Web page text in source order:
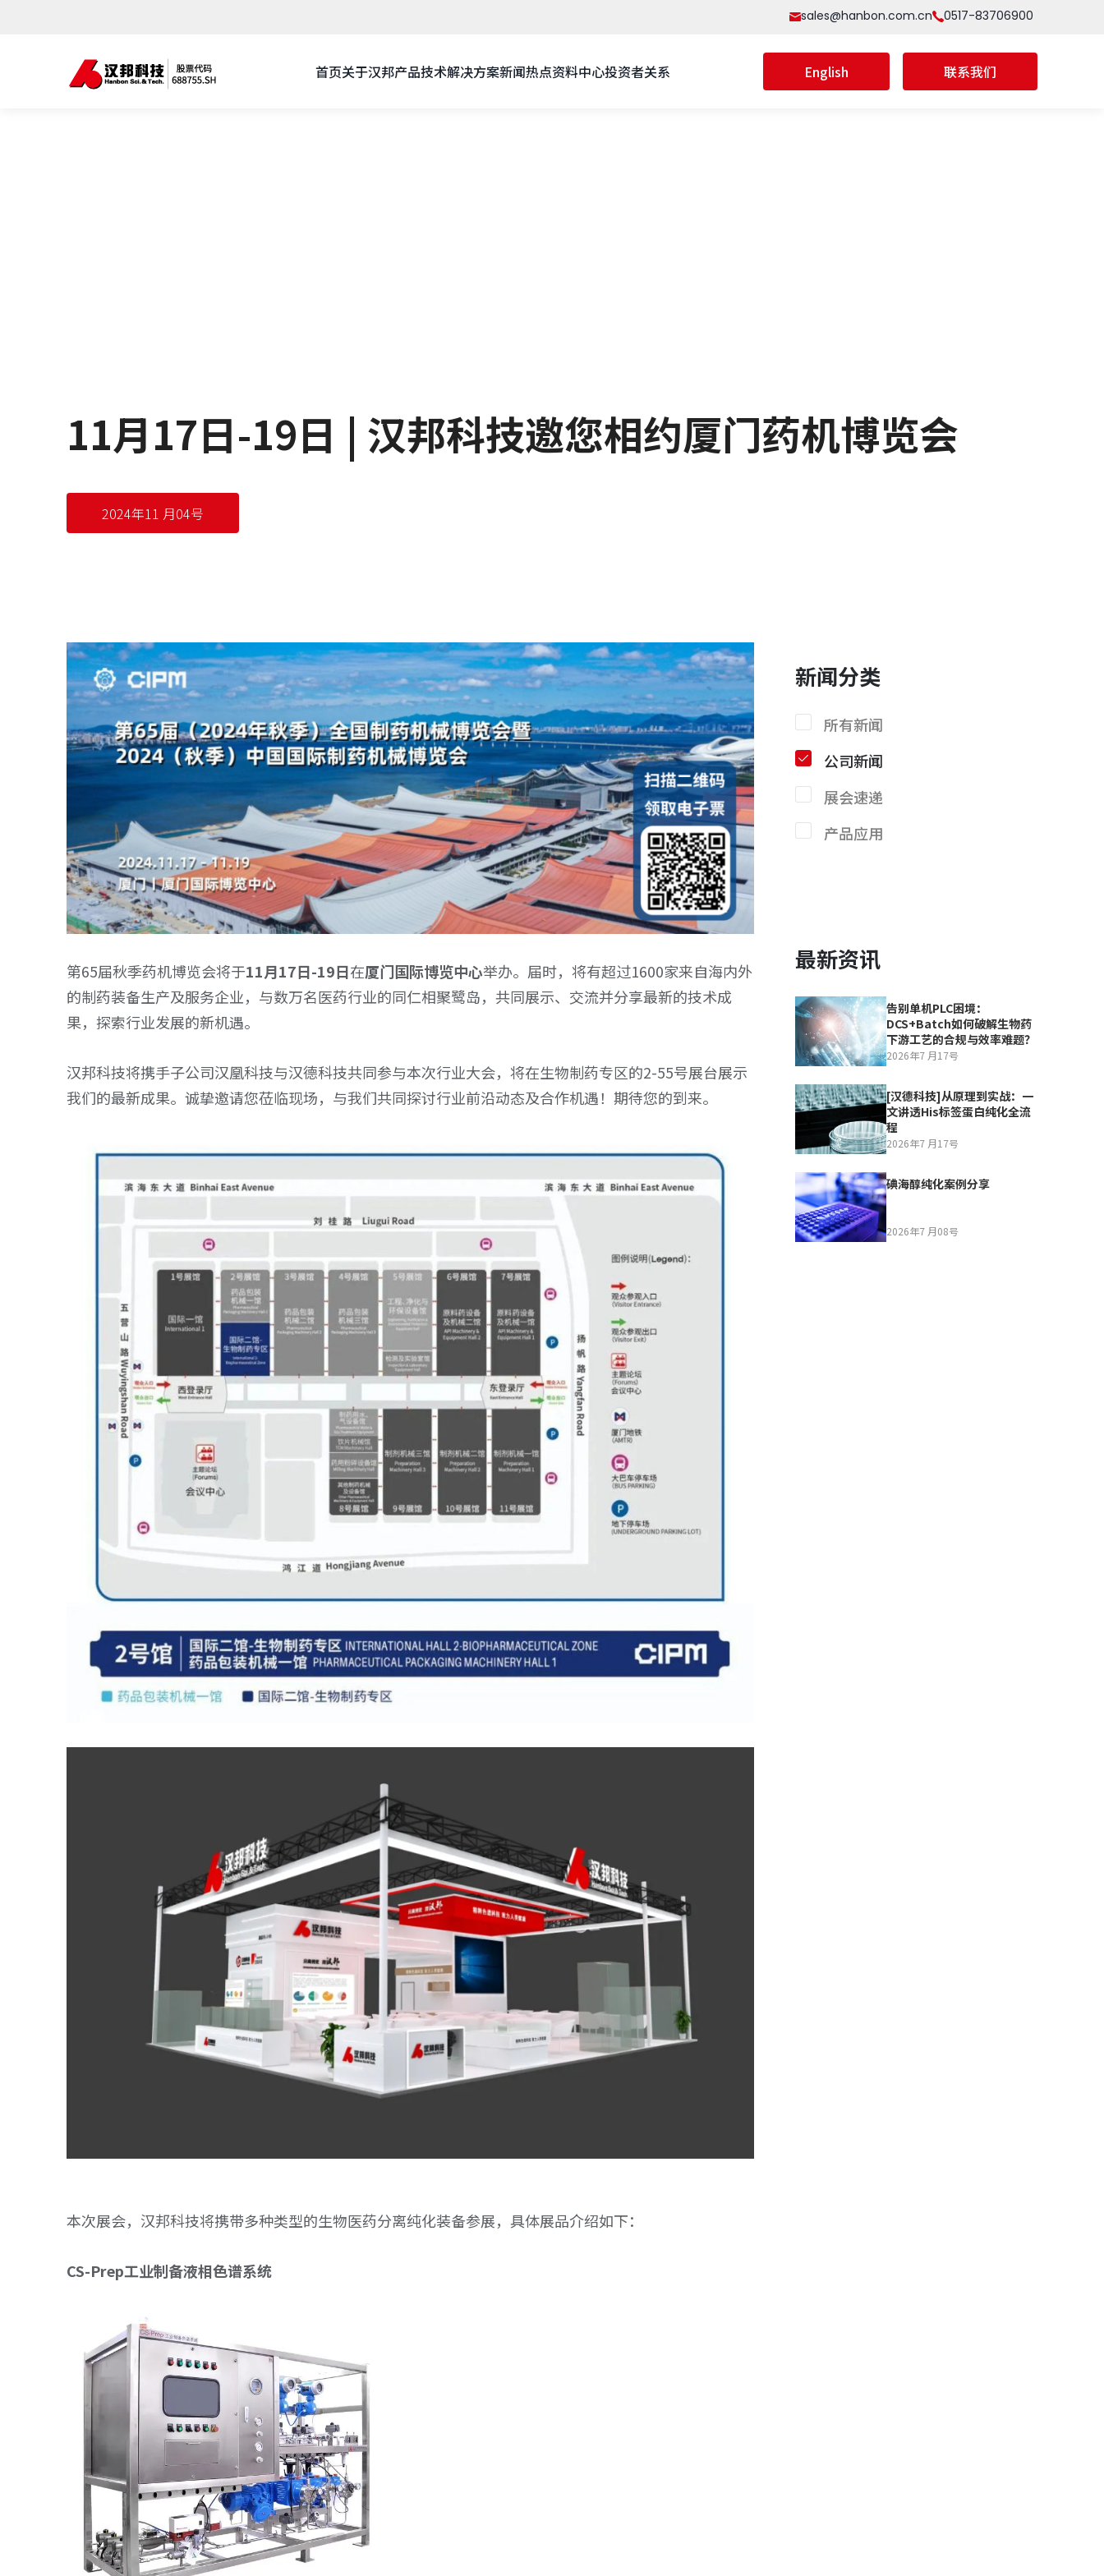
sales@hanbon.com.cn 0517-83706900
首页关于汉邦产品技术解决方案新闻热点资料中心投资者关系 English 联系我们
11月17日-19日 | 汉邦科技邀您相约厦门药机博览会
2024年11 月04号
第65届秋季药机博览会将于11月17日-19日在厦门国际博览中心举办。届时，将有超过1600家来自海内外
的制药装备生产及服务企业，与数万名医药行业的同仁相聚鹭岛，共同展示、交流并分享最新的技术成
果，探索行业发展的新机遇。
汉邦科技将携手子公司汉凰科技与汉德科技共同参与本次行业大会，将在生物制药专区的2-55号展台展示
我们的最新成果。诚挚邀请您莅临现场，与我们共同探讨行业前沿动态及合作机遇！期待您的到来。
本次展会，汉邦科技将携带多种类型的生物医药分离纯化装备参展，具体展品介绍如下：
CS-Prep工业制备液相色谱系统
新闻分类
所有新闻
公司新闻
展会速递
产品应用
最新资讯
告别单机PLC困境：
DCS+Batch如何破解生物药
下游工艺的合规与效率难题？
2026年7 月17号
[汉德科技]从原理到实战：一
文讲透His标签蛋白纯化全流
程
2026年7 月17号
碘海醇纯化案例分享
2026年7 月08号
sales@hanbon.com.cn 0517-83706900